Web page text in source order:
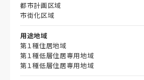
都市計画区域
市街化区域
用途地域
第１種住居地域
第１種低層住居専用地域
第１種低層住居専用地域